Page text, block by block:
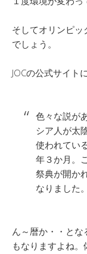
そしてオリンピ
でしょう。
JOCの公式サイト
色々な説が
シア人が太
使われてい
年３か月。
祭典が開か
なりました。
ん～暦か・・と
もなりますよね。